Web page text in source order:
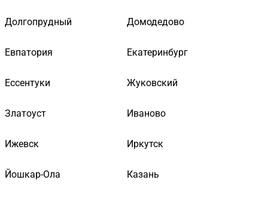
Долгопрудный Домодедово
Евпатория Екатеринбург
Ессентуки Жуковский
Златоуст Иваново
Ижевск Иркутск
Йошкар-Ола Казань